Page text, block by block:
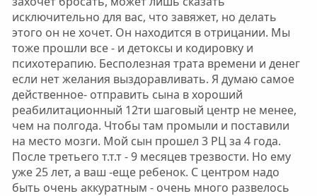
исключительно для вас, что завяжет, но делать
этого он не хочет. Он находится в отрицании. Мы
тоже прошли все - и детоксы и кодировку и
психотерапию. Бесполезная трата времени и денег
если нет желания выздоравливать. Я думаю самое
действенное- отправить сына в хороший
реабилитационный 12ти шаговый центр не менее,
чем на полгода. Чтобы там промыли и поставили
на место мозги. Мой сын прошел 3 РЦ за 4 года.
После третьего т.т.т - 9 месяцев трезвости. Но ему
уже 25 лет, а ваш -еще ребенок. С центром надо
быть очень аккуратным - очень много развелось